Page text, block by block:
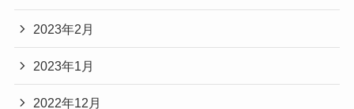
2023年2月
2023年1月
2022年12月